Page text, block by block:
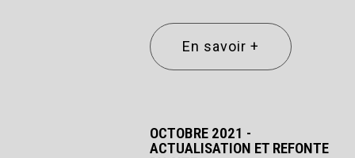
En savoir +
OCTOBRE 2021 -
ACTUALISATION ET REFONTE